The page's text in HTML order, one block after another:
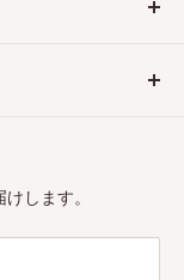
します。
代理店です。
品を取り揃え